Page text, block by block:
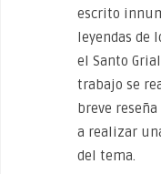
escrito
leyendas de
el Santo
trabajo se
breve
a realizar
del tema.